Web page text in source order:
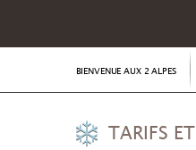
BIENVENUE AUX 2 ALPES
TARIFS